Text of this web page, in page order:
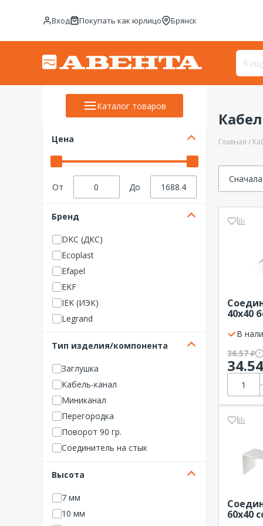
Вход Покупать как юрлицо Брянск
Каталог товаров
Цена
От До
Бренд
DKC (ДКС)
Ecoplast
Efapel
EKF
IEK (ИЭК)
Legrand
OBO Bettermann
PLEXUP
REXANT
RUVinil
Schneider Electric
TDM ELECTRIC
ПРОМРУКАВ
СВ Профиль
Электропласт
ЭРА (Энергия света)
Тип изделия/компонента
Заглушка
Кабель-канал
Миниканал
Перегородка
Поворот 90 гр.
Соединитель на стык
Угол внутренний
Угол Т-образный
Высота
7 мм
10 мм
Главная
40х40
В
36.57₽
34.54
60х40